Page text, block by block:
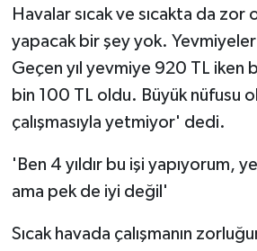
Havalar sıcak ve sıcakta da zor
yapacak bir şey yok.
Geçen yıl yevmiye 920 TL iken
bin 100 TL oldu. Büyük nüfusu
çalışmasıyla yetmiyor' dedi.
'Ben 4 yıldır bu işi yapıyorum,
ama pek de iyi değil'
Sıcak havada çalışmanın